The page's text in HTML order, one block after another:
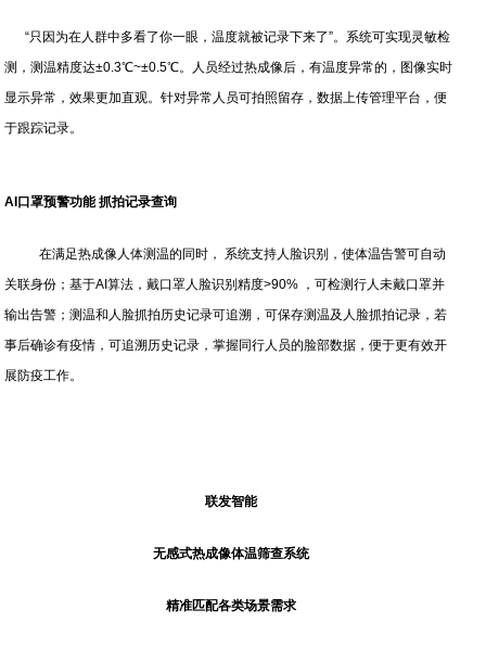
“只因为在人群中多看了你一眼，温度就被记录下来了”。系统可实现灵敏检
测，测温精度达±0.3℃~±0.5℃。人员经过热成像后，有温度异常的，图像实时
显示异常，效果更加直观。针对异常人员可拍照留存，数据上传管理平台，便
于跟踪记录。
AI口罩预警功能 抓拍记录查询
在满足热成像人体测温的同时， 系统支持人脸识别，使体温告警可自动
关联身份；基于AI算法，戴口罩人脸识别精度>90% ，可检测行人未戴口罩并
输出告警；测温和人脸抓拍历史记录可追溯，可保存测温及人脸抓拍记录，若
事后确诊有疫情，可追溯历史记录，掌握同行人员的脸部数据，便于更有效开
展防疫工作。
联发智能
无感式热成像体温筛查系统
精准匹配各类场景需求